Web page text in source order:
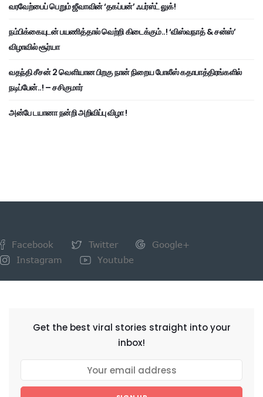
வரவேற்பைப் பெறும் ஜீவாவின் ‘தகப்பன்’ ஃபர்ஸ்ட் லுக்!
நம்பிக்கையுடன் பயணித்தால் வெற்றி கிடைக்கும்..! ‘விஸ்வநாத் & சன்ஸ்’
விழாவில் சூர்யா
வதந்தி சீசன் 2 வெளியான பிறகு நான் நிறைய போலீஸ் கதாபாத்திரங்களில்
நடிப்பேன்..! – சசிகுமார்
அன்பே டயானா நன்றி அறிவிப்பு விழா !
Facebook Twitter
Google+
Instagram
Youtube
Get the best viral stories straight into your
inbox!